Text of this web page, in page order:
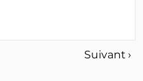
Suivant ›